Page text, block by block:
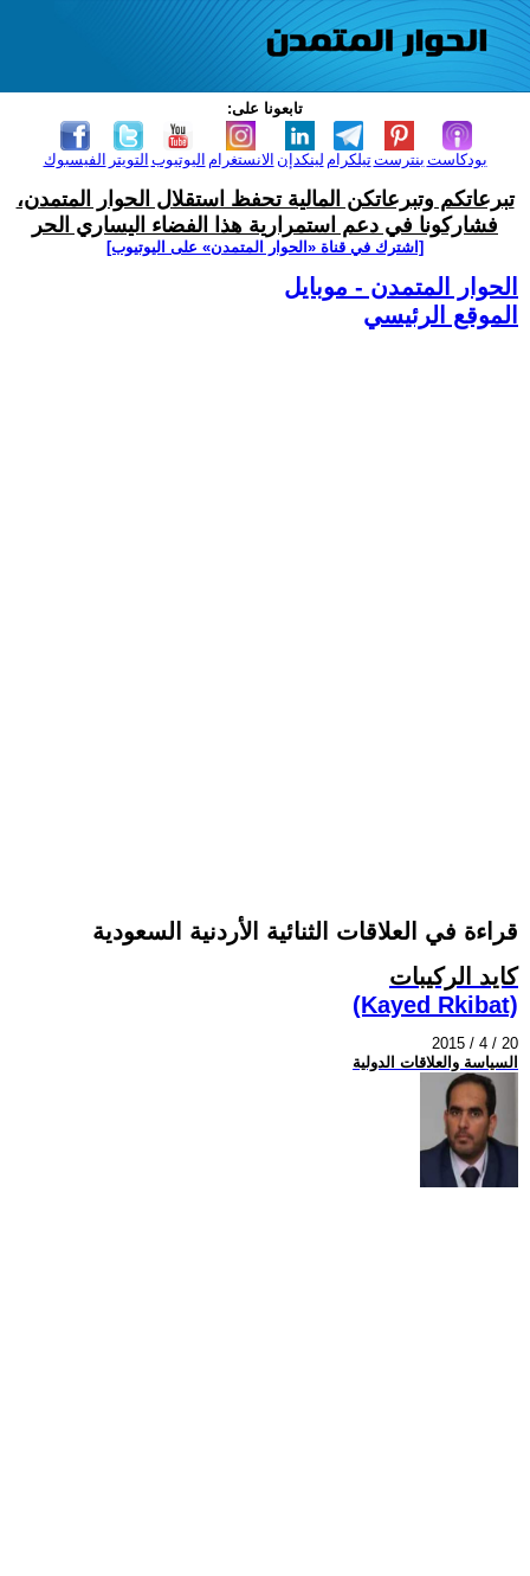
تابعونا على:
الفيسبوك التويتر اليوتيوب الانستغرام لينكدإن تيلكرامبنترست بودكاست
تبرعاتكم وتبرعاتكن المالية تحفظ استقلال الحوار المتمدن،
فشاركونا في دعم استمرارية هذا الفضاء اليساري الحر
[اشترك في قناة ‫«الحوار المتمدن» على اليوتيوب]
الحوار المتمدن - موبايل
الموقع الرئيسي
قراءة في العلاقات الثنائية الأردنية السعودية
كايد الركيبات
(Kayed Rkibat)
2015 / 4 / 20
السياسة والعلاقات الدولية